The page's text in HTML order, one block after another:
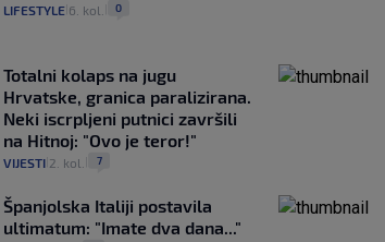
LIFESTYLE 6. kol. 0
Totalni kolaps na jugu
Hrvatske, granica paralizirana.
Neki iscrpljeni putnici završili
na Hitnoj: "Ovo je teror!"
VIJESTI 2. kol. 7
Španjolska Italiji postavila
ultimatum: "Imate dva dana..."